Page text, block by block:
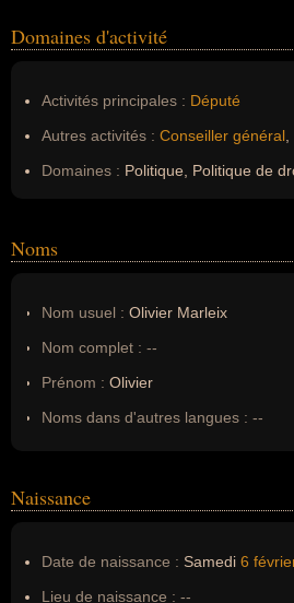
Domaines d'activité
Activités principales : Député
Autres activités : Conseiller général
Domaines : Politique, Politique de
Noms
Nom usuel : Olivier Marleix
Nom complet : --
Prénom : Olivier
Noms dans d'autres langues : --
Nom de famille :Marleix
Naissance
Date de naissance : Samedi 6
Lieu de naissance : --